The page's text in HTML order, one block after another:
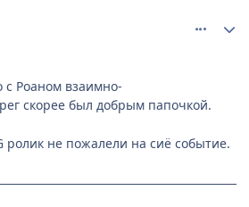
Роаном взаимно-
скорее был добрым папочкой.
ролик не пожалели на сиё событие.